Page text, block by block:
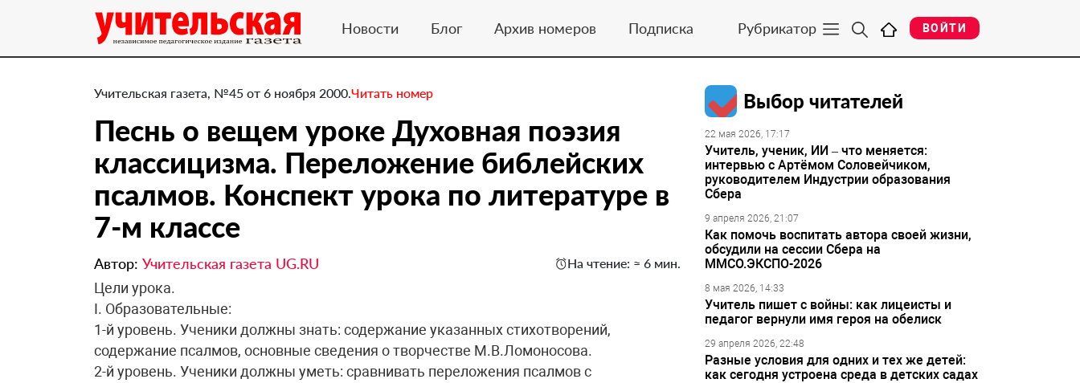
Новости Блог Архив номеров Подписка Рубрикатор ВОЙТИ
Учительская газета, №45 от 6 ноября 2000.Читать номер
Песнь о вещем уроке Духовная поэзия
классицизма. Переложение библейских
псалмов. Конспект урока по литературе в
7-м классе
Автор: Учительская газета UG.RU На чтение: ≈ 6 мин.
Цели урока.
I. Образовательные:
1-й уровень. Ученики должны знать: содержание указанных стихотворений,
содержание псалмов, основные сведения о творчестве М.В.Ломоносова.
2-й уровень. Ученики должны уметь: сравнивать переложения псалмов с
Выбор читателей
22 мая 2026, 17:17
Учитель, ученик, ИИ – что меняется:
интервью с Артёмом Соловейчиком,
руководителем Индустрии образования
Сбера
9 апреля 2026, 21:07
Как помочь воспитать автора своей жизни,
обсудили на сессии Сбера на
ММСО.ЭКСПО-2026
8 мая 2026, 14:33
Учитель пишет с войны: как лицеисты и
педагог вернули имя героя на обелиск
29 апреля 2026, 22:48
Разные условия для одних и тех же детей:
как сегодня устроена среда в детских садах